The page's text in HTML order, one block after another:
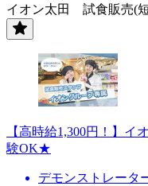
イオン太田 試食販売(
【高時給1,300円！】イ
験OK★
デモンストレータ